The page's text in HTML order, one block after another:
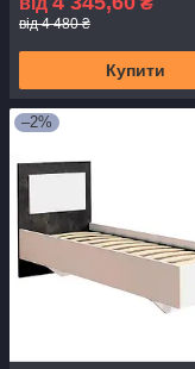
від 4 480 ₴
Купити
–2%